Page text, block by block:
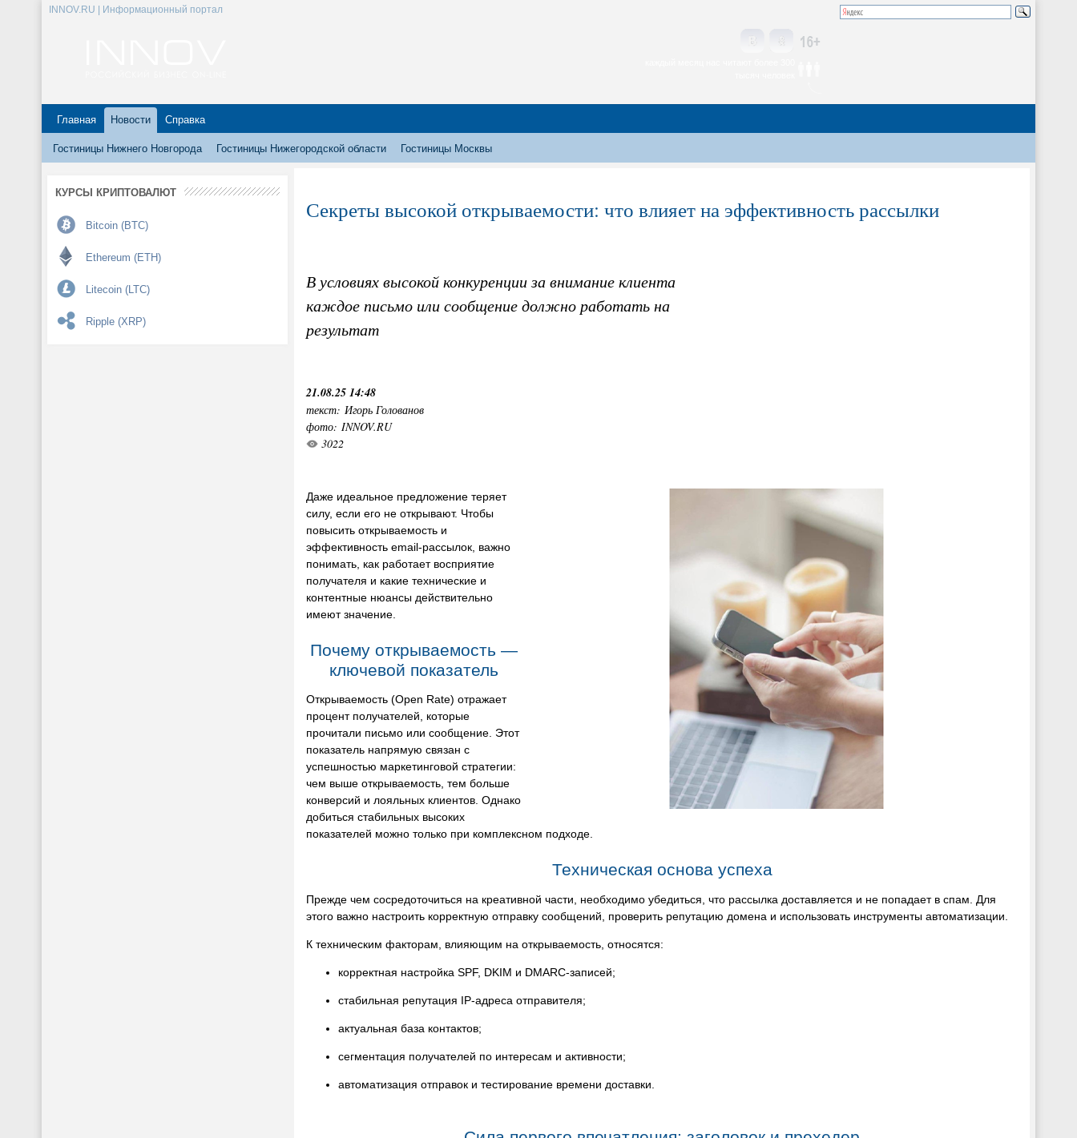
INNOV.RU | Информационный портал
Главная Новости Справка
Гостиницы Нижнего Новгорода Гостиницы Нижегородской области Гостиницы Москвы
КУРСЫ КРИПТОВАЛЮТ
Bitcoin (BTC)
Ethereum (ETH)
Litecoin (LTC)
Ripple (XRP)
Секреты высокой открываемости: что влияет на эффективность рассылки
В условиях высокой конкуренции за внимание клиента
каждое письмо или сообщение должно работать на
результат
21.08.25 14:48
текст: Игорь Голованов
фото: INNOV.RU
3022
Даже идеальное предложение теряет
силу, если его не открывают. Чтобы
повысить открываемость и
эффективность email-рассылок, важно
понимать, как работает восприятие
получателя и какие технические и
контентные нюансы действительно
имеют значение.
Почему открываемость —
ключевой показатель
Открываемость (Open Rate) отражает
процент получателей, которые
прочитали письмо или сообщение. Этот
показатель напрямую связан с
успешностью маркетинговой стратегии:
чем выше открываемость, тем больше
конверсий и лояльных клиентов. Однако
добиться стабильных высоких
показателей можно только при комплексном подходе.
Техническая основа успеха
Прежде чем сосредоточиться на креативной части, необходимо убедиться, что рассылка доставляется и не попадает в спам. Для
этого важно настроить корректную отправку сообщений, проверить репутацию домена и использовать инструменты автоматизации.
К техническим факторам, влияющим на открываемость, относятся:
корректная настройка SPF, DKIM и DMARC-записей;
стабильная репутация IP-адреса отправителя;
актуальная база контактов;
сегментация получателей по интересам и активности;
автоматизация отправок и тестирование времени доставки.